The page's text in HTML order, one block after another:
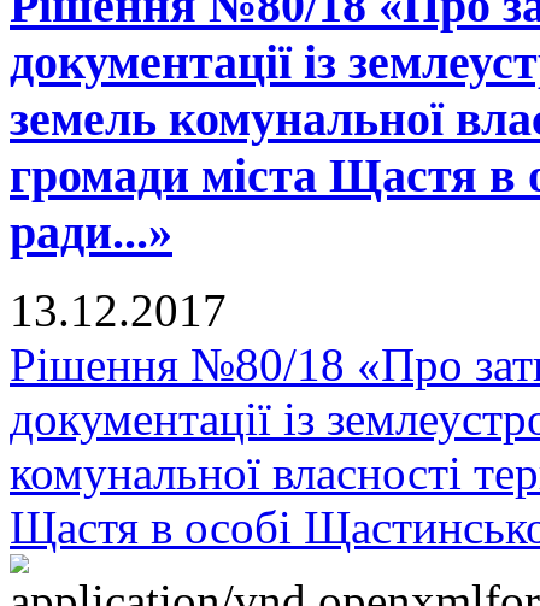
документації із
земель комунальної
громади міста Щастя в
ради...»
13.12.2017
Рішення №80/18 «Про
документації із
комунальної власності
Щастя в особі